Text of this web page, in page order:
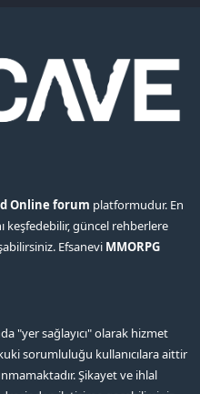
Online forum platformudur. En
keşfedebilir, güncel rehberlere
Efsanevi MMORPG
"yer sağlayıcı" olarak hizmet
sorumluluğu kullanıcılara aittir
Şikayet ve ihlal